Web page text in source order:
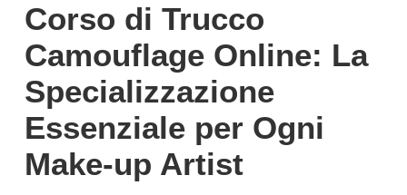
Corso di Trucco
Camouflage Online: La
Specializzazione
Essenziale per Ogni
Make-up Artist